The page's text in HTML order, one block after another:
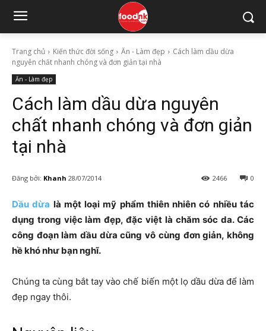
Trang chủ Kiến thức đời sống Ăn - Làm đẹp
Cách làm dầu dừa
nguyên chất nhanh chóng và đơn giản tại nhà
Ăn - Làm đẹp
Cách làm dầu dừa nguyên
chất nhanh chóng và đơn giản
tại nhà
Đăng bởi: Khanh 28/07/2014 0
2466
Dầu dừa là một loại mỹ phẩm thiên nhiên có nhiều tác
dụng trong việc làm đẹp, đặc việt là chăm sóc da. Các
công đoạn làm dầu dừa cũng vô cùng đơn giản, không
hề khó như bạn nghĩ.
Chúng ta cùng bắt tay vào chế biến một lọ dầu dừa để làm
đẹp ngay thôi.